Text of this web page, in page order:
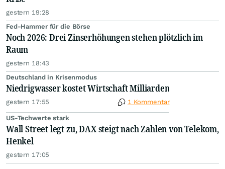
gestern 19:28
Fed-Hammer für die Börse
Noch 2026: Drei Zinserhöhungen stehen plötzlich im
Raum
gestern 18:43
Deutschland in Krisenmodus
Niedrigwasser kostet Wirtschaft Milliarden
gestern 17:55 1 Kommentar
US-Techwerte stark
Wall Street legt zu, DAX steigt nach Zahlen von Telekom,
Henkel
gestern 17:05